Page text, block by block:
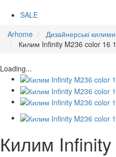
SALE
Arhome
Дизайнерські килими
Килим Infinity M236 color 16
Loading...
Килим